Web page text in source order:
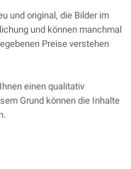
und original, die Bilder im
und können manchmal
Preise verstehen
einen qualitativ
Grund können die Inhalte